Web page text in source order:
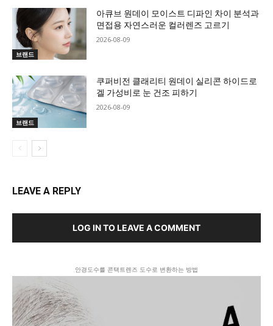
브랜드
아큐브 원데이 모이스트 디파인 차이 분석과
면접용 자연스러운 컬러렌즈 고르기
2026-08-09
브랜드
쿠퍼비전 클래리티 원데이 실리콘 하이드로
겔 가성비로 눈 건조 피하기
2026-08-09
LEAVE A REPLY
LOG IN TO LEAVE A COMMENT
안경도수를 콘택트렌즈 도수로 변환하는 방법